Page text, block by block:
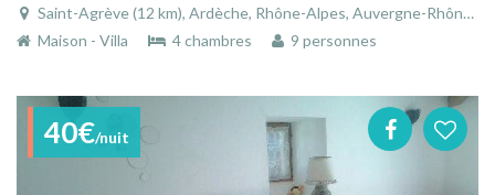
Saint-Agrève (12 km), Ardèche, Rhône-Alpes, Auvergne-Rhône-Alpes, France
Maison - Villa
4 chambres 9 personnes
40€/nuit